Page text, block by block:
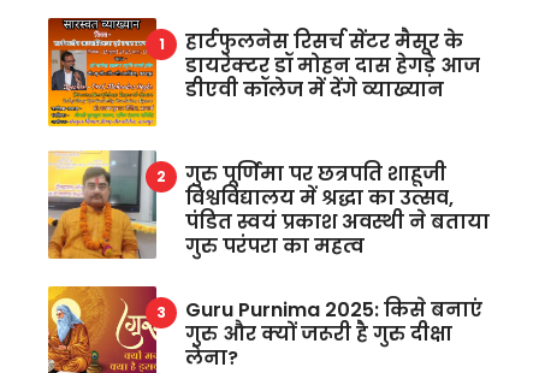
हार्टफुलनेस रिसर्च सेंटर मैसूर के
डायरेक्टर डॉ मोहन दास हेगड़े आज
डीएवी कॉलेज में देंगे व्याख्यान
गुरु पूर्णिमा पर छत्रपति शाहूजी
विश्वविद्यालय में श्रद्धा का उत्सव,
पंडित स्वयं प्रकाश अवस्थी ने बताया
गुरु परंपरा का महत्व
Guru Purnima 2025: किसे बनाएं
गुरु और क्यों जरूरी है गुरु दीक्षा
लेना?